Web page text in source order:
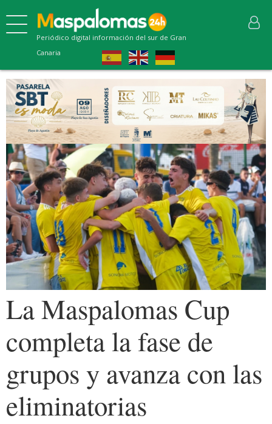
Periódico digital información del sur de Gran
Canaria
La Maspalomas Cup
completa la fase de
grupos y avanza con las
eliminatorias